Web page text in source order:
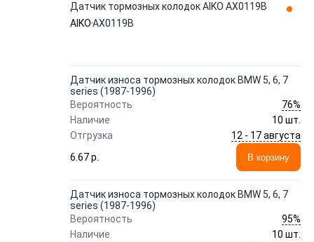
Датчик тормозных колодок AIKO AX0119B
AIKOAX0119B
Датчик износа тормозных колодок BMW 5, 6, 7
series (1987-1996)
Вероятность
76%
Наличие
10 шт.
Отгрузка
12 - 17 августа
6.67 p.
В корзину
Датчик износа тормозных колодок BMW 5, 6, 7
series (1987-1996)
Вероятность
95%
Наличие
10 шт.